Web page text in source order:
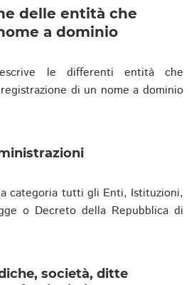
delle entità che
a dominio
le differenti entità che
di un nome a dominio
categoria tutti gli Enti, Istituzioni,
o Decreto della Repubblica di
società, ditte